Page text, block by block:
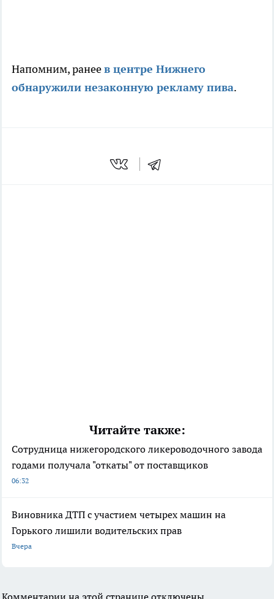
Напомним, ранеев центре Нижнего
обнаружили незаконную рекламу пива.
Читайте также:
Сотрудница нижегородского ликероводочного завода
годами получала "откаты" от поставщиков
06:32
Виновника ДТП с участием четырех машин на
Горького лишили водительских прав
Вчера